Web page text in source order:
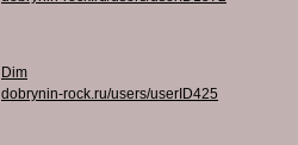
Dim
dobrynin-rock.ru/users/userID425